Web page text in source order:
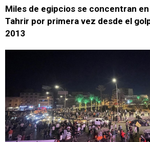
Miles de egipcios se concentran
Tahrir por primera vez desde el
2013